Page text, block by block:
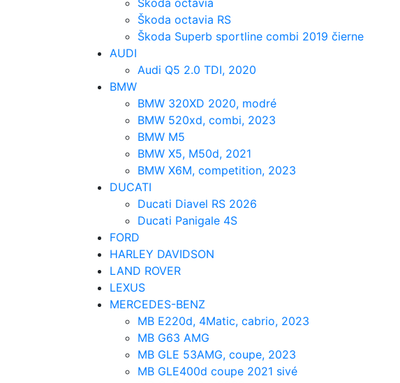
Škoda octavia
Škoda octavia RS
Škoda Superb sportline combi 2019 čierne
AUDI
Audi Q5 2.0 TDI, 2020
BMW
BMW 320XD 2020, modré
BMW 520xd, combi, 2023
BMW M5
BMW X5, M50d, 2021
BMW X6M, competition, 2023
DUCATI
Ducati Diavel RS 2026
Ducati Panigale 4S
FORD
HARLEY DAVIDSON
LAND ROVER
LEXUS
MERCEDES-BENZ
MB E220d, 4Matic, cabrio, 2023
MB G63 AMG
MB GLE 53AMG, coupe, 2023
MB GLE400d coupe 2021 sivé